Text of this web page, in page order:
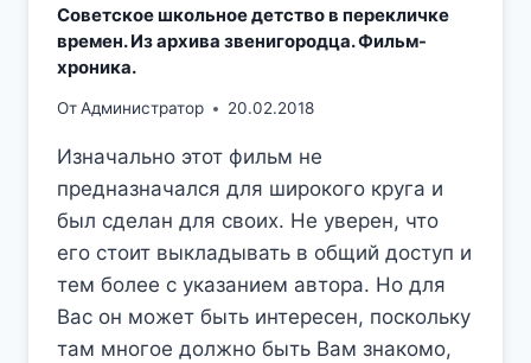
Советское школьное детство в перекличке
времен. Из архива звенигородца. Фильм-
хроника.
ОтАдминистратор 20.02.2018
Изначально этот фильм не
предназначался для широкого круга и
был сделан для своих. Не уверен, что
его стоит выкладывать в общий доступ и
тем более с указанием автора. Но для
Вас он может быть интересен, поскольку
там многое должно быть Вам знакомо,